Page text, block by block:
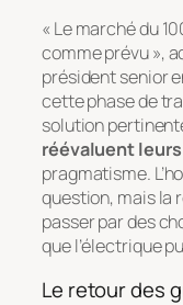
« Le marché du
comme prévu »,
président senior
cette phase de
solution
réévaluent
pragmatisme.
question, mais la
passer par des
que l’électrique
Le retour des